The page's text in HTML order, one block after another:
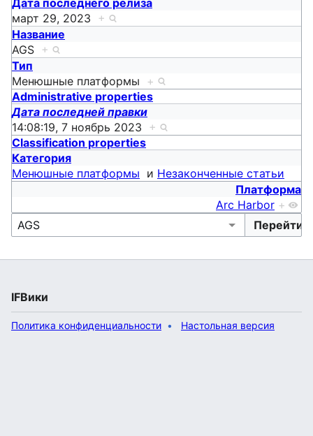
Дата последнего релиза
март 29, 2023 +
Название
AGS +
Тип
Менюшные платформы +
Administrative properties
Дата последней правки
14:08:19, 7 ноябрь 2023 +
Classification properties
Категория
Менюшные платформы и Незаконченные статьи
Платформа
Arc Harbor +
IFВики
Политика конфиденциальности Настольная версия